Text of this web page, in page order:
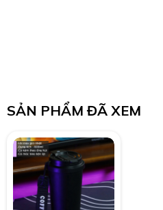
SẢN PHẨM ĐÃ XEM